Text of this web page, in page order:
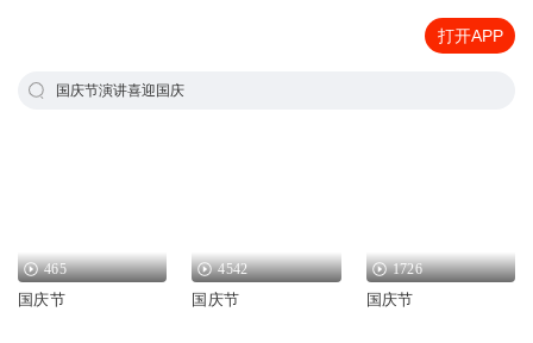
打开APP
国庆节演讲喜迎国庆
465
国庆节
4542
国庆节
1726
国庆节